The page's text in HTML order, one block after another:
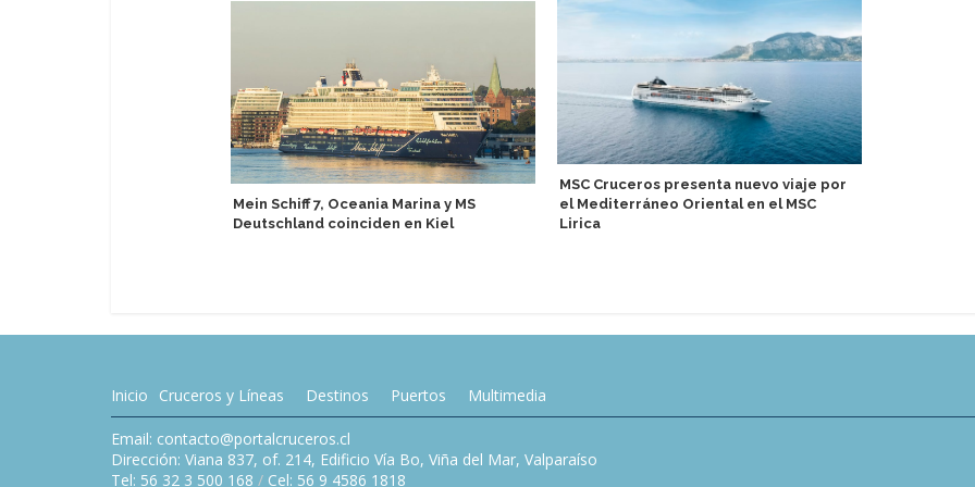
Mein Schiff 7, Oceania Marina y MS
Deutschland coinciden en Kiel
MSC Cruceros presenta nuevo viaje por
el Mediterráneo Oriental en el MSC
Lirica
Inicio Cruceros y Líneas Destinos Puertos Multimedia
Email: contacto@portalcruceros.cl
Dirección: Viana 837, of. 214, Edificio Vía Bo, Viña del Mar, Valparaíso
Tel: 56 32 3 500 168 / Cel: 56 9 4586 1818